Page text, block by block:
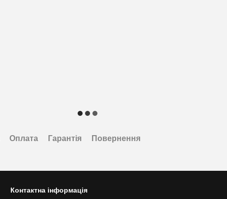
Оплата Гарантія Повернення
Контактна інформація